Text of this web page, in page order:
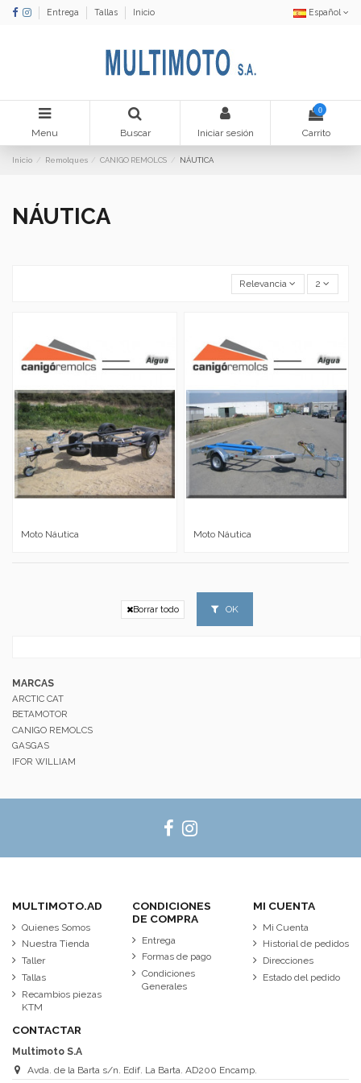
Entrega Tallas Inicio Español
Menu Buscar Iniciar sesión
0
Carrito
Inicio Remolques CANIGO REMOLCS NÁUTICA
NÁUTICA
Relevancia 2
Moto Náutica Moto Náutica
Borrar todo OK
MARCAS
ARCTIC CAT
BETAMOTOR
CANIGO REMOLCS
GASGAS
IFOR WILLIAM
MULTIMOTO.AD
Quienes Somos
Nuestra Tienda
Taller
Tallas
Recambios piezas
KTM
CONDICIONES
DE COMPRA
Entrega
Formas de pago
Condiciones
Generales
MI CUENTA
Mi Cuenta
Historial de pedidos
Direcciones
Estado del pedido
CONTACTAR
Multimoto S.A
Avda. de la Barta s/n. Edif. La Barta. AD200 Encamp.